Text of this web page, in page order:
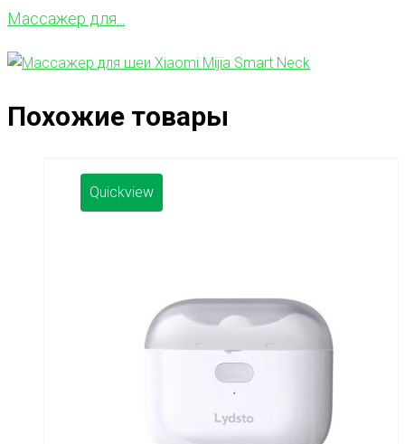
Массажер для...
Похожие товары
Quickview